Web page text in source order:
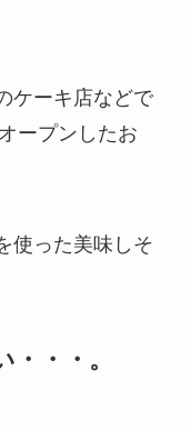
ケーキ店などで
ープンしたお
使った美味しそ
・・。